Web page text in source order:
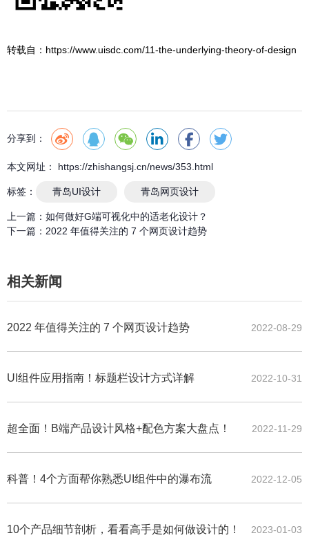
转载自：https://www.uisdc.com/11-the-underlying-theory-of-design
分享到：
本文网址： https://zhishangsj.cn/news/353.html
标签： 青岛UI设计 青岛网页设计
上一篇： 如何做好G端可视化中的适老化设计？
下一篇： 2022 年值得关注的 7 个网页设计趋势
相关新闻
2022-08-29
2022 年值得关注的 7 个网页设计趋势
2022-10-31
UI组件应用指南！标题栏设计方式详解
2022-11-29
超全面！B端产品设计风格+配色方案大盘点！
2022-12-05
科普！4个方面帮你熟悉UI组件中的瀑布流
2023-01-03
10个产品细节剖析，看看高手是如何做设计的！